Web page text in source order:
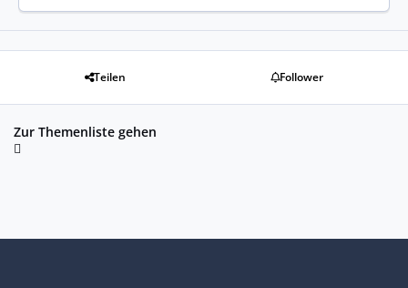
Teilen Follower
Zur Themenliste gehen